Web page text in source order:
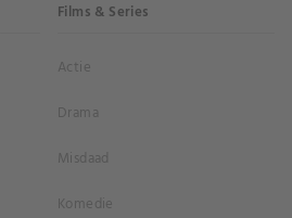
Films & Series
Actie
Drama
Misdaad
Komedie